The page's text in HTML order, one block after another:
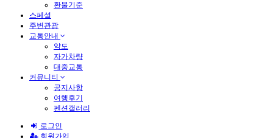
환불기준
스페셜
주변관광
교통안내
약도
자가차량
대중교통
커뮤니티
공지사항
여행후기
펜션갤러리
로그인
회원가입